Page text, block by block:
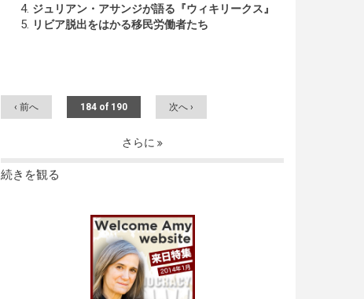
ジュリアン・アサンジが語る『ウィキリークス』
リビア脱出をはかる移民労働者たち
‹ 前へ 184 of 190 次へ ›
さらに
続きを観る